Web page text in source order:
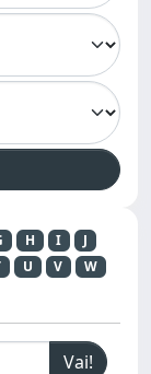
H I
J
U V
W